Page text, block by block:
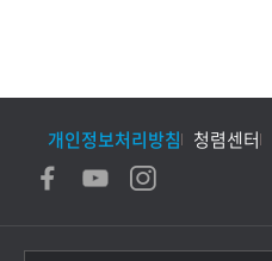
개인정보처리방침 청렴센터